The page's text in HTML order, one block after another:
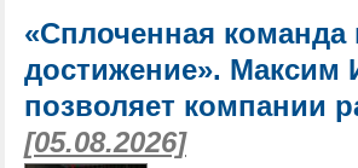
«Сплоченная
достижение». Максим
позволяет компании
[05.08.2026]